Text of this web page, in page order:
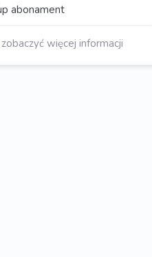
abonament
więcej informacji